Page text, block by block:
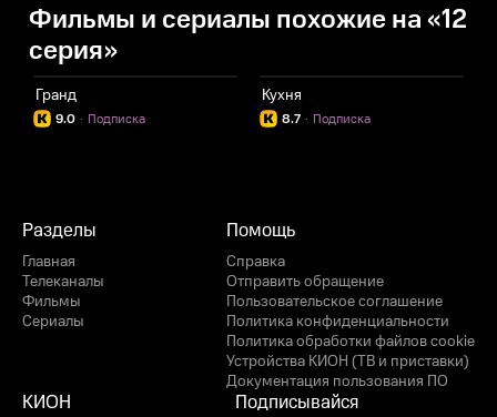
Фильмы и сериалы похожие на «12
серия»
Гранд
9.0 Подписка
·
Кухня
8.7 Подписка
·
Разделы
Главная
Телеканалы
Фильмы
Сериалы
Помощь
Справка
Отправить обращение
Пользовательское соглашение
Политика конфиденциальности
Политика обработки файлов cookie
Устройства КИОН (ТВ и приставки)
Документация пользования ПО
КИОН Подписывайся